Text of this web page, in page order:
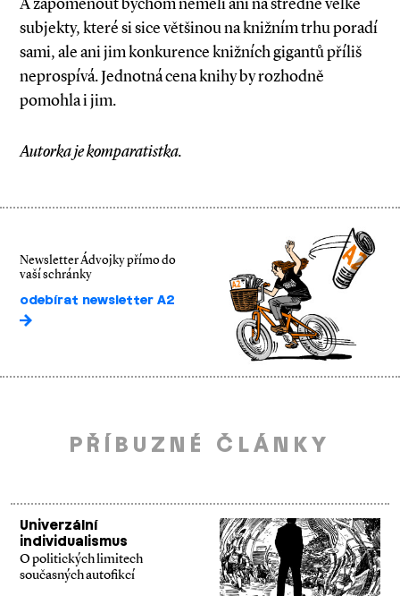
subjekty, které si sice většinou na knižním trhu poradí
sami, ale ani jim konkurence knižních gigantů příliš
neprospívá. Jednotná cena knihy by rozhodně
pomohla i jim.
Autorka je komparatistka.
Newsletter Ádvojky přímo do
vaší schránky
odebírat newsletter A2
PŘÍBUZNÉ ČLÁNKY
Univerzální
individualismus
O politických limitech
současných autofikcí